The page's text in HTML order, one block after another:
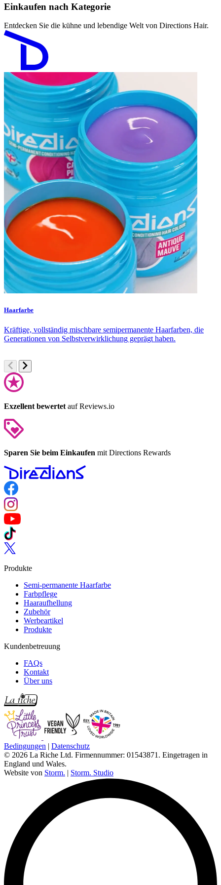
Einkaufen nach Kategorie
Entdecken Sie die kühne und lebendige Welt von Directions Hair.
Haarfarbe
Kräftige, vollständig mischbare semipermanente Haarfarben, die
Generationen von Selbstverwirklichung geprägt haben.
Exzellent bewertet auf Reviews.io
Sparen Sie beim Einkaufen mit Directions Rewards
Follow us on Facebook
Follow us on Instagram
Follow us on YouTube
Follow us on TikTok
Follow us on Twitter
Produkte
Semi-permanente Haarfarbe
Farbpflege
Haaraufhellung
Zubehör
Werbeartikel
Produkte
Kundenbetreuung
FAQs
Kontakt
Über uns
Bedingungen | Datenschutz
© 2026 La Riche Ltd. Firmennummer: 01543871. Eingetragen in
England und Wales.
Website von Storm. | Storm. Studio